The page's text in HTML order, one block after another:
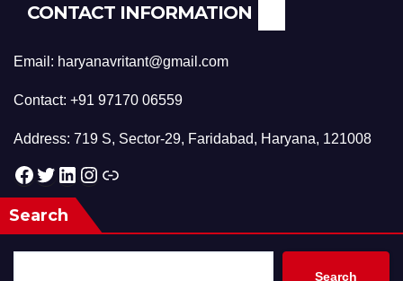
CONTACT INFORMATION
Email: haryanavritant@gmail.com
Contact: +91 97170 06559
Address: 719 S, Sector-29, Faridabad, Haryana, 121008
Facebook Twitter LinkedIn Instagram Link
Search
Search